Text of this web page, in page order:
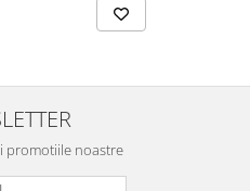
promotiile noastre